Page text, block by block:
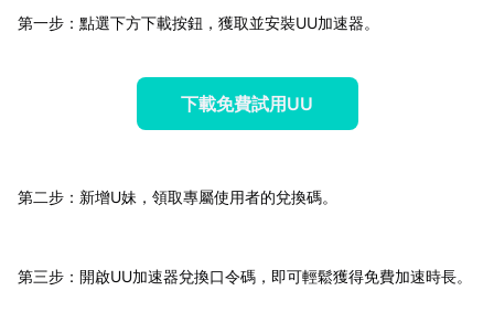
第一步：點選下方下載按鈕，獲取並安裝UU加速器。
下載免費試用UU
第二步：新增U妹，領取專屬使用者的兌換碼。
第三步：開啟UU加速器兌換口令碼，即可輕鬆獲得免費加速時長。